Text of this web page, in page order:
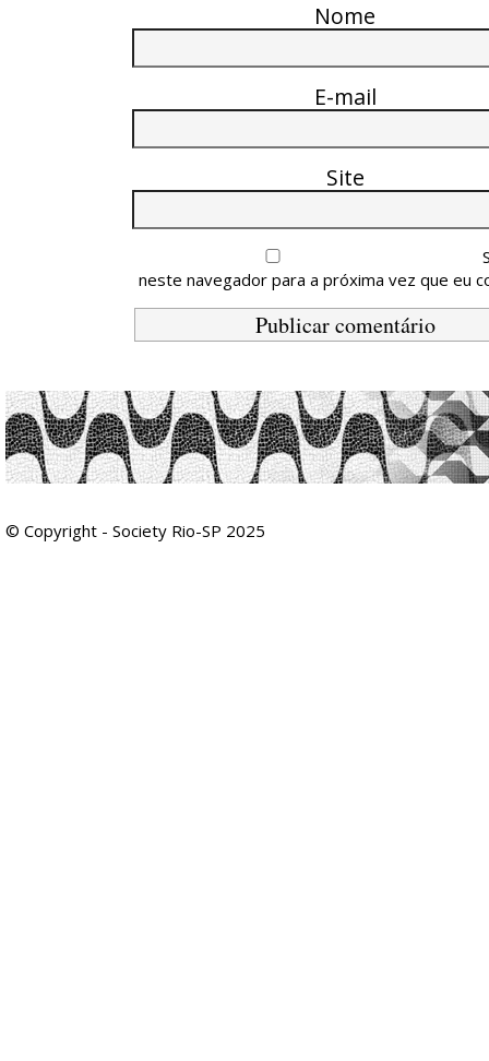
Nome
E-mail
Site
neste navegador para a próxima vez que eu
© Copyright - Society Rio-SP 2025